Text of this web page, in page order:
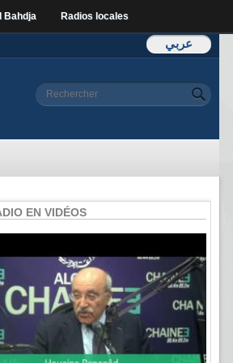
Bahdja Radios locales
عربي
Formulaire de
Rechercher
EN VIDÉOS